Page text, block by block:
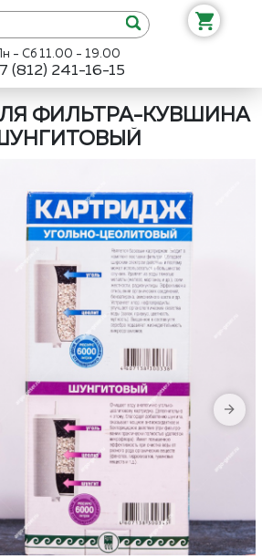
Пн - Сб 11.00 - 19.00
(812) 241-16-15
ФИЛЬТРА-КУВШИНА